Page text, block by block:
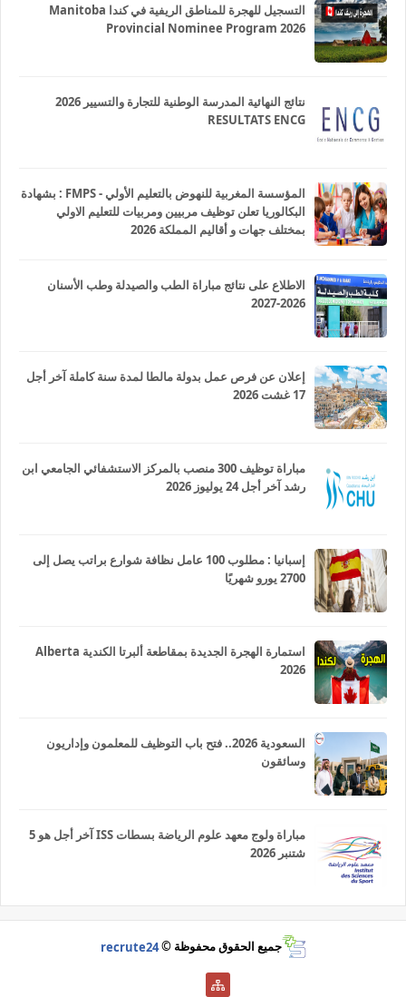
التسجيل للهجرة للمناطق الريفية في كندا Manitoba
Provincial Nominee Program 2026
نتائج النهائية المدرسة الوطنية للتجارة والتسيير 2026
RESULTATS ENCG
المؤسسة المغربية للنهوض بالتعليم الأولي - FMPS : بشهادة
البكالوريا تعلن توظيف مربيين ومربيات للتعليم الاولي
بمختلف جهات و أقاليم المملكة 2026
الاطلاع على نتائج مباراة الطب والصيدلة وطب الأسنان
2026-2027
إعلان عن فرص عمل بدولة مالطا لمدة سنة كاملة آخر أجل
17 غشت 2026
مباراة توظيف 300 منصب بالمركز الاستشفائي الجامعي ابن
رشد آخر أجل 24 يوليوز 2026
إسبانيا : مطلوب 100 عامل نظافة شوارع براتب يصل إلى
2700 يورو شهريًا
استمارة الهجرة الجديدة بمقاطعة ألبرتا الكندية Alberta
2026
السعودية 2026.. فتح باب التوظيف للمعلمون وإداريون
وسائقون
مباراة ولوج معهد علوم الرياضة بسطات ISS آخر أجل هو 5
شتنبر 2026
جميع الحقوق محفوظة ©recrute24